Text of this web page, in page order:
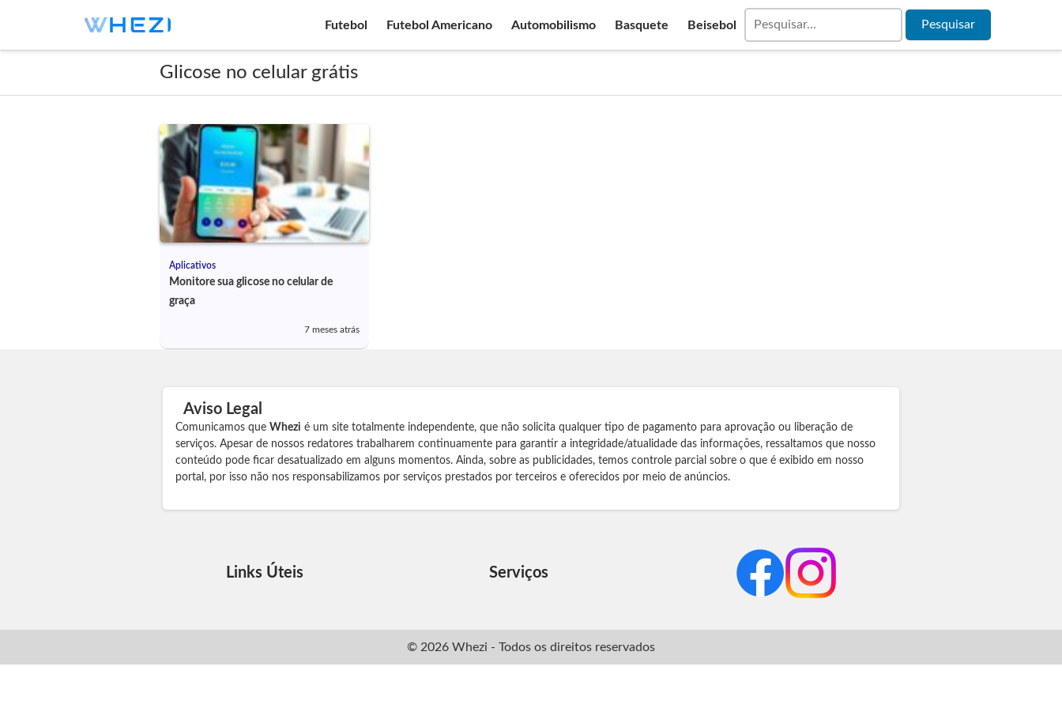
Futebol Futebol Americano Automobilismo Basquete Beisebol
Glicose no celular grátis
Aplicativos
Monitore sua glicose no celular de
graça
7 meses atrás
Aviso Legal
Comunicamos que Whezi é um site totalmente independente, que não solicita qualquer tipo de pagamento para aprovação ou liberação de
serviços. Apesar de nossos redatores trabalharem continuamente para garantir a integridade/atualidade das informações, ressaltamos que nosso
conteúdo pode ficar desatualizado em alguns momentos. Ainda, sobre as publicidades, temos controle parcial sobre o que é exibido em nosso
portal, por isso não nos responsabilizamos por serviços prestados por terceiros e oferecidos por meio de anúncios.
Links Úteis Serviços
© 2026 Whezi - Todos os direitos reservados